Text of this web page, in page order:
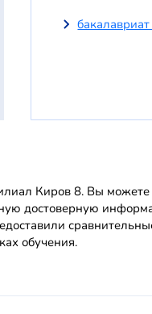
Киров 8. Вы можете
достоверную
обучения.